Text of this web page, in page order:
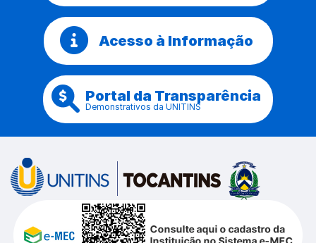
Acesso à Informação
Portal da Transparência
Demonstrativos da UNITINS